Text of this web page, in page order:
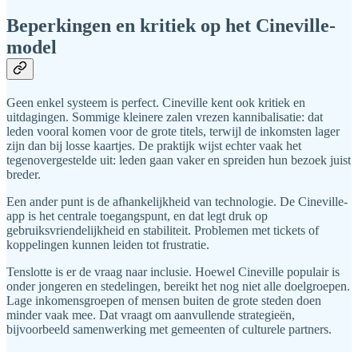
Beperkingen en kritiek op het Cineville-
model
Geen enkel systeem is perfect. Cineville kent ook kritiek en
uitdagingen. Sommige kleinere zalen vrezen kannibalisatie: dat
leden vooral komen voor de grote titels, terwijl de inkomsten lager
zijn dan bij losse kaartjes. De praktijk wijst echter vaak het
tegenovergestelde uit: leden gaan vaker en spreiden hun bezoek juist
breder.
Een ander punt is de afhankelijkheid van technologie. De Cineville-
app is het centrale toegangspunt, en dat legt druk op
gebruiksvriendelijkheid en stabiliteit. Problemen met tickets of
koppelingen kunnen leiden tot frustratie.
Tenslotte is er de vraag naar inclusie. Hoewel Cineville populair is
onder jongeren en stedelingen, bereikt het nog niet alle doelgroepen.
Lage inkomensgroepen of mensen buiten de grote steden doen
minder vaak mee. Dat vraagt om aanvullende strategieën,
bijvoorbeeld samenwerking met gemeenten of culturele partners.